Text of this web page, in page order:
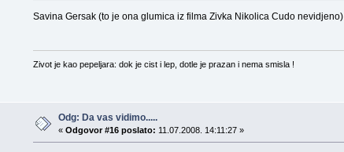
Savina Gersak (to je ona glumica iz filma Zivka Nikolica Cudo nevidjeno)
Zivot je kao pepeljara: dok je cist i lep, dotle je prazan i nema smisla !
Odg: Da vas vidimo.....
«Odgovor #16 poslato: 11.07.2008. 14:11:27 »